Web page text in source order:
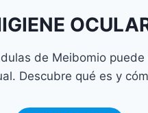
de Meibomio
Descubre qué es y